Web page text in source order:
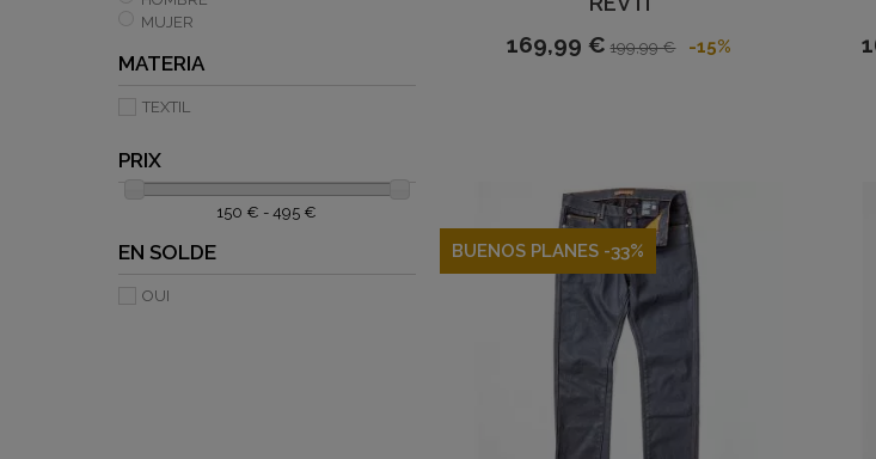
MUJER
MATERIA
TEXTIL
PRIX
150 € - 495 €
EN SOLDE
OUI
169,99 € 199,99 € -15%
BUENOS PLANES -33%